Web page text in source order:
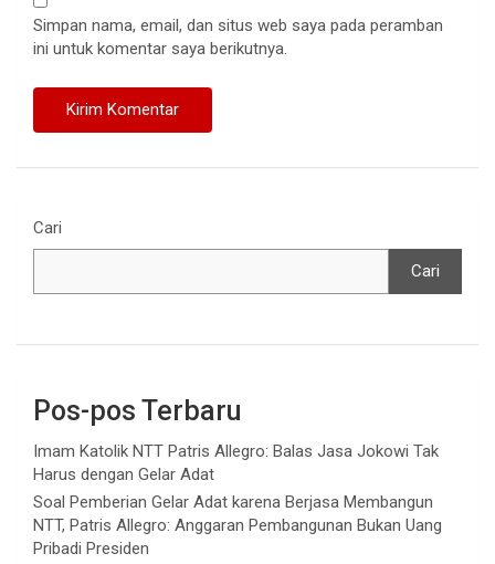
Simpan nama, email, dan situs web saya pada peramban
ini untuk komentar saya berikutnya.
Cari
Cari
Pos-pos Terbaru
Imam Katolik NTT Patris Allegro: Balas Jasa Jokowi Tak
Harus dengan Gelar Adat
Soal Pemberian Gelar Adat karena Berjasa Membangun
NTT, Patris Allegro: Anggaran Pembangunan Bukan Uang
Pribadi Presiden